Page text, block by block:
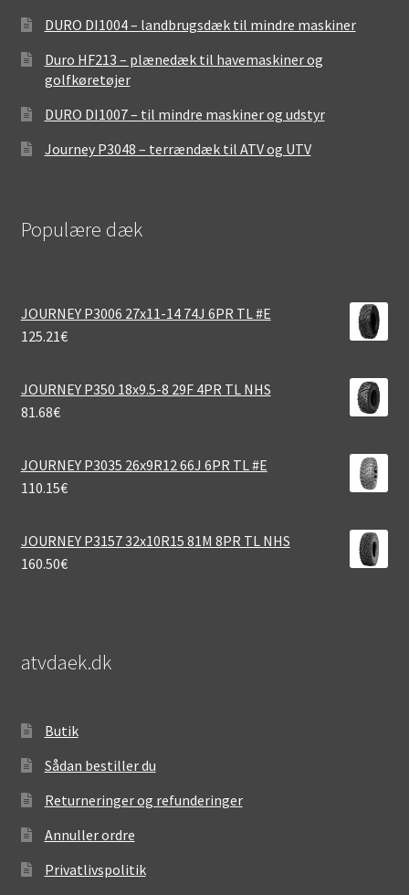
DURO DI1004 – landbrugsdæk til mindre maskiner
Duro HF213 – plænedæk til havemaskiner og
golfkøretøjer
DURO DI1007 – til mindre maskiner og udstyr
Journey P3048 – terrændæk til ATV og UTV
Populære dæk
JOURNEY P3006 27x11-14 74J 6PR TL #E
125.21€
JOURNEY P350 18x9.5-8 29F 4PR TL NHS
81.68€
JOURNEY P3035 26x9R12 66J 6PR TL #E
110.15€
JOURNEY P3157 32x10R15 81M 8PR TL NHS
160.50€
atvdaek.dk
Butik
Sådan bestiller du
Returneringer og refunderinger
Annuller ordre
Privatlivspolitik